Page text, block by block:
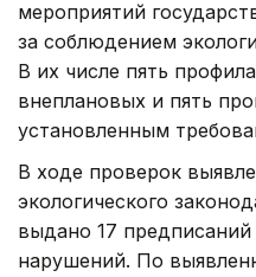
мероприятий
за соблюдением
В их числе пять
внеплановых и пять
установленным
В ходе проверок
экологического
выдано 17
нарушений. По